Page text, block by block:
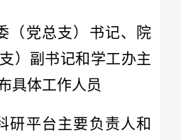
（党总支）书记、院
）副书记和学工办主
具体工作人员
研平台主要负责人和